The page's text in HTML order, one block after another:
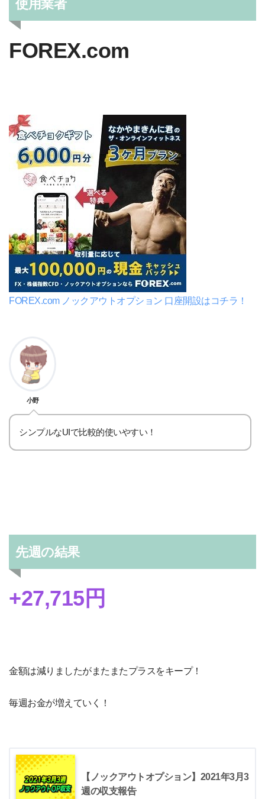
使用業者
FOREX.com
FOREX.com ノックアウトオプション 口座開設はコチラ！
小野
シンプルなUIで比較的使いやすい！
先週の結果
+27,715円
金額は減りましたがまたまたプラスをキープ！
毎週お金が増えていく！
【ノックアウトオプション】2021年3月3
週の収支報告